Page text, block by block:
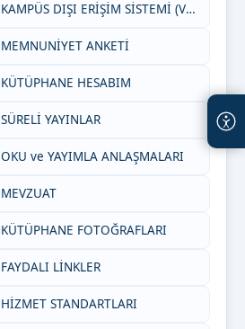
KAMPÜS DIŞI ERİŞİM SİSTEMİ (VETİS)
MEMNUNİYET ANKETİ
KÜTÜPHANE HESABIM
SÜRELİ YAYINLAR
OKU ve YAYIMLA ANLAŞMALARI
MEVZUAT
KÜTÜPHANE FOTOĞRAFLARI
FAYDALI LİNKLER
HİZMET STANDARTLARI